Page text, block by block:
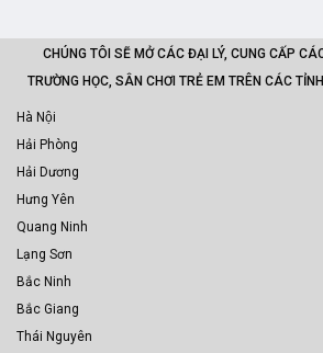
CHÚNG TÔI SẼ MỞ CÁC ĐẠI LÝ, CUNG CẤP
TRƯỜNG HỌC, SÂN CHƠI TRẺ EM TRÊN CÁC
Hà Nội
Hải Phòng
Hải Dương
Hưng Yên
Quang Ninh
Lạng Sơn
Bắc Ninh
Bắc Giang
Thái Nguyên